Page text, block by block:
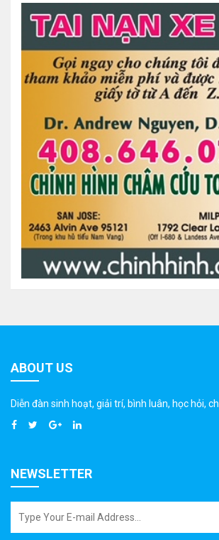
ABOUT US
Diễn đàn sinh hoạt, giải trí, bình luân, học hỏi,
NEWSLETTER